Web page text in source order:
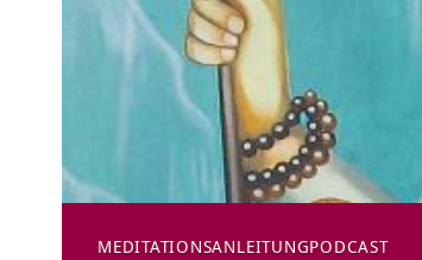
MEDITATIONSANLEITUNGPODCAST